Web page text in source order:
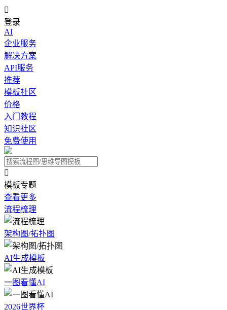

登录
AI
企业服务
解决方案
API服务
推荐
模板社区
价格
入门教程
知识社区
免费使用

模板专题
查看更多
流程梳理
架构图/拓扑图
AI生成模板
一图看懂AI
2026世界杯